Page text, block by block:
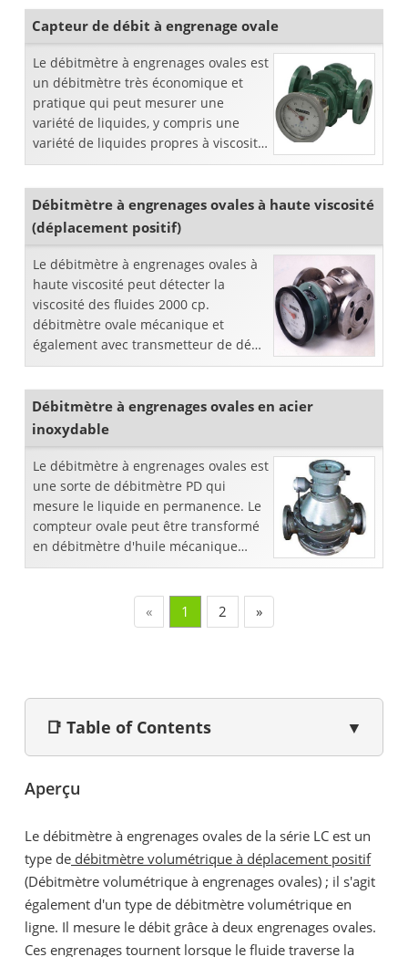
Capteur de débit à engrenage ovale
Le débitmètre à engrenages ovales est
un débitmètre très économique et
pratique qui peut mesurer une
variété de liquides, y compris une
variété de liquides propres à viscosité
faible, moyenne et élevée. Le
Débitmètre à engrenages ovales à haute viscosité
(déplacement positif)
Le débitmètre à engrenages ovales à
haute viscosité peut détecter la
viscosité des fluides 2000 cp.
débitmètre ovale mécanique et
également avec transmetteur de débit
disponible.
Débitmètre à engrenages ovales en acier
inoxydable
Le débitmètre à engrenages ovales est
une sorte de débitmètre PD qui
mesure le liquide en permanence. Le
compteur ovale peut être transformé
en débitmètre d'huile mécanique
également transformé en type
« 1 2 »
📑 Table of Contents ▼
Aperçu
Le débitmètre à engrenages ovales de la série LC est un
type de débitmètre volumétrique à déplacement positif
(Débitmètre volumétrique à engrenages ovales) ; il s'agit
également d'un type de débitmètre volumétrique en
ligne. Il mesure le débit grâce à deux engrenages ovales.
Ces engrenages tournent lorsque le fluide traverse la